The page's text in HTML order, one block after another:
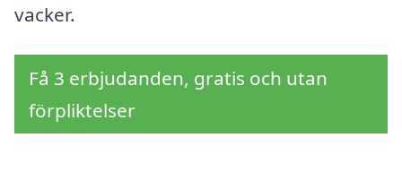
vacker.
Få 3 erbjudanden, gratis och utan
förpliktelser